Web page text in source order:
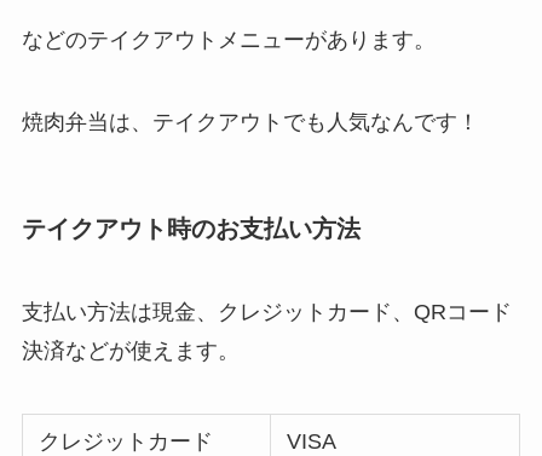
などのテイクアウトメニューがあります。
焼肉弁当は、テイクアウトでも人気なんです！
テイクアウト時のお支払い方法
支払い方法は現金、クレジットカード、QRコード
決済などが使えます。
クレジットカード
VISA